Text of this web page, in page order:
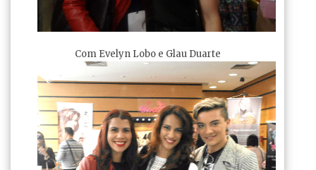
Com Evelyn Lobo e Glau Duarte